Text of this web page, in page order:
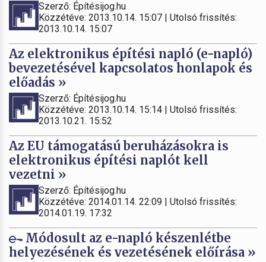
Szerző: Építésijog.hu
Közzétéve: 2013.10.14. 15:07 | Utolsó frissítés:
2013.10.14. 15:07
Az elektronikus építési napló (e-napló)
bevezetésével kapcsolatos honlapok és
előadás »
Szerző: Építésijog.hu
Közzétéve: 2013.10.14. 15:14 | Utolsó frissítés:
2013.10.21. 15:52
Az EU támogatású beruházásokra is
elektronikus építési naplót kell
vezetni »
Szerző: Építésijog.hu
Közzétéve: 2014.01.14. 22:09 | Utolsó frissítés:
2014.01.19. 17:32
Módosult az e-napló készenlétbe
helyezésének és vezetésének előírása »